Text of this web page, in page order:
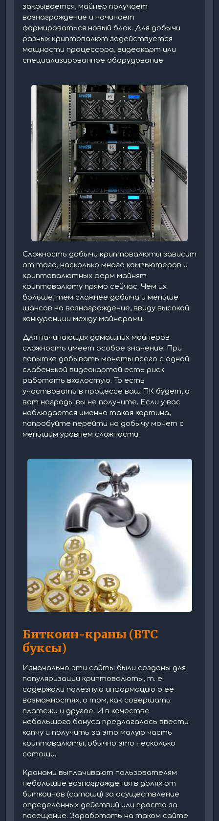
закрывается, майнер получает
вознаграждение и начинает
формироваться новый блок. Для добычи
разных криптовалют задействуется
мощности процессора, видеокарт или
специализированное оборудование.
Сложность добычи криптовалюты зависит
от того, насколько много компьютеров и
криптовалютных ферм майнят
криптовалюту прямо сейчас. Чем их
больше, тем сложнее добыча и меньше
шансов на вознаграждение, ввиду высокой
конкуренции между майнерами.
Для начинающих домашних майнеров
сложность имеет особое значение. При
попытке добывать монеты всего с одной
слабенькой видеокартой есть риск
работать вхолостую. То есть
участвовать в процессе ваш ПК будет, а
вот награды вы не получите. Если у вас
наблюдается именно такая картина,
попробуйте перейти на добычу монет с
меньшим уровнем сложности.
Биткоин-краны (BTC
буксы)
Изначально эти сайты были созданы для
популяризации криптовалюты, т. е.
содержали полезную информацию о ее
возможностях, о том, как совершать
платежи и другое. И в качестве
небольшого бонуса предлагалось ввести
капчу и получить за это малую часть
криптовалюты, обычно это несколько
сатоши.
Кранами выплачивают пользователям
небольшие вознаграждения в долях от
биткоинов (сатоши) за осуществление
определённых действий или просто за
посещение. Заработать на таком сайте